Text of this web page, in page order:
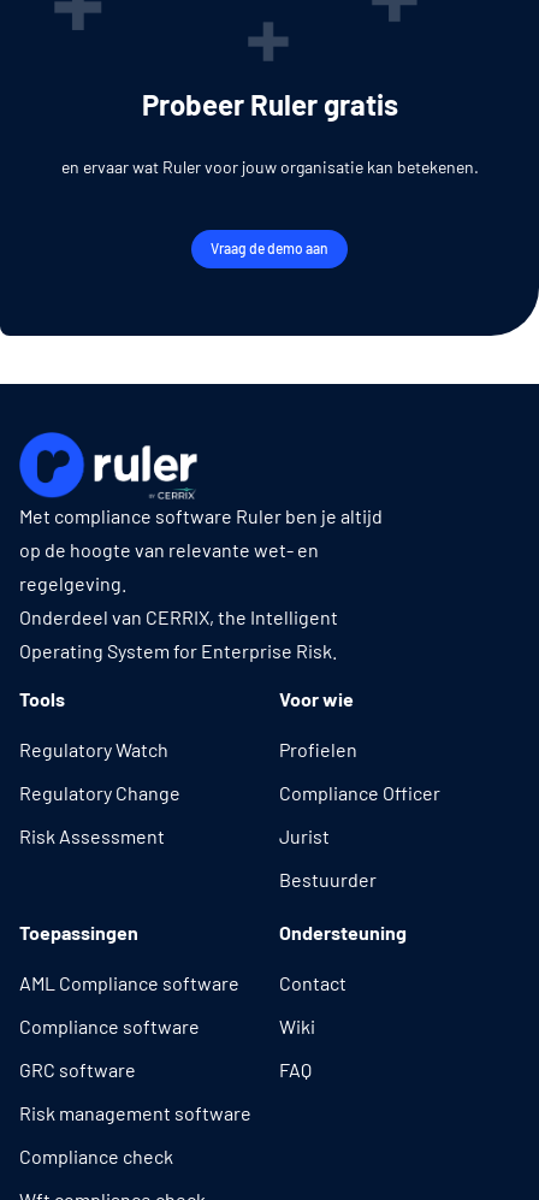
Probeer Ruler gratis
en ervaar wat Ruler voor jouw organisatie kan betekenen.
Vraag de demo aan
Met compliance software Ruler ben je altijd
op de hoogte van relevante wet- en
regelgeving.
Onderdeel van CERRIX, the Intelligent
Operating System for Enterprise Risk.
Tools
Regulatory Watch
Regulatory Change
Risk Assessment
Voor wie
Profielen
Compliance Officer
Jurist
Bestuurder
Toepassingen
AML Compliance software
Compliance software
GRC software
Risk management software
Compliance check
Ondersteuning
Contact
Wiki
FAQ